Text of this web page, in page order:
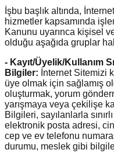
İşbu başlık altında,
hizmetler kapsamında
Kanunu uyarınca kişisel
olduğu aşağıda gruplar
- Kayıt/Üyelik/Kullanım
Bilgiler: İnternet Sitemizi
üye olmak için sağlamış
oluşturmak, yorum
yarışmaya veya çekilişe
Bilgileri, sayılanlarla
elektronik posta adresi,
cep ve ev telefonu
durumu, meslek gibi